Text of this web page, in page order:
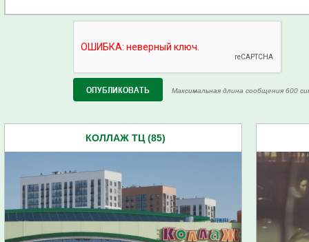
Максимальная длина сообщения 600
КОЛЛАЖ ТЦ (85)